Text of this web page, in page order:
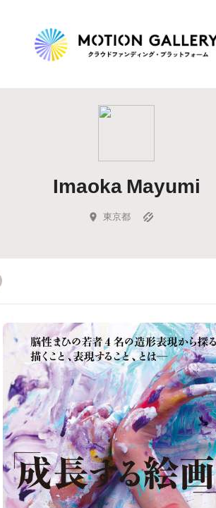
Highlight
Feature
キュレーターから探す
Imaoka Mayumi
東京都